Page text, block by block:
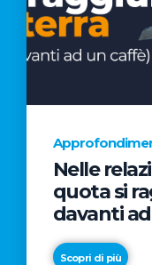
Nelle
quota si
davanti
Scopri di più